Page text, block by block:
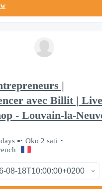
|
avec Billit | Live
- Louvain-la-
Oko 2 sati